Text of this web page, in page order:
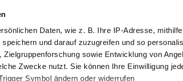
Daten, wie z. B. Ihre IP-Adresse,
und darauf zuzugreifen und so
sowie Entwicklung von
Zwecke nutzt. Sie können Ihre Einwilligung
Symbol ändern oder widerrufen
Advertisement